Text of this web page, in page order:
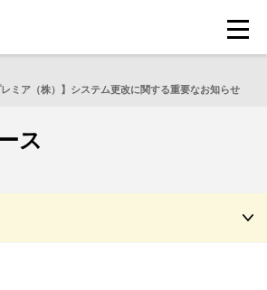
メ
ニ
ー
レミア（株）】システム更改に関する重要なお知らせ
ス